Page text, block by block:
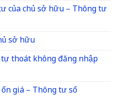
của chủ sở hữu – Thông tư
sở hữu
thoát không đăng nhập
giá – Thông tư số